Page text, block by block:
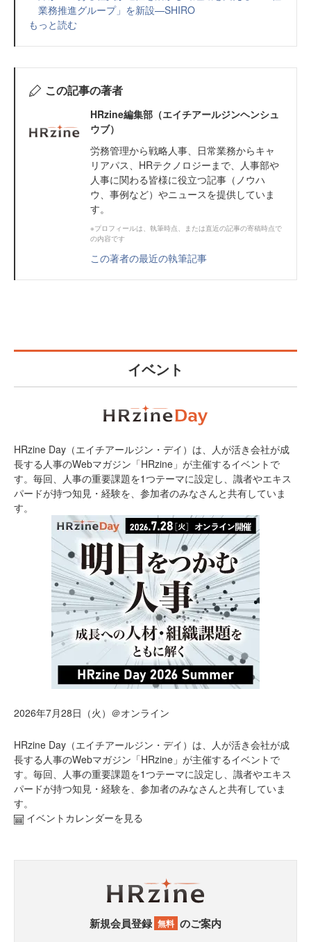
業務推進グループ」を新設—SHIRO
もっと読む
この記事の著者
HRzine編集部（エイチアールジンヘンシュ
ウブ）
労務管理から戦略人事、日常業務からキャ
リアパス、HRテクノロジーまで、人事部や
人事に関わる皆様に役立つ記事（ノウハ
ウ、事例など）やニュースを提供していま
す。
※プロフィールは、執筆時点、または直近の記事の寄稿時点で
の内容です
この著者の最近の執筆記事
イベント
HRzine Day（エイチアールジン・デイ）は、人が活き会社が成
長する人事のWebマガジン「HRzine」が主催するイベントで
す。毎回、人事の重要課題を1つテーマに設定し、識者やエキス
パードが持つ知見・経験を、参加者のみなさんと共有していま
す。
2026年7月28日（火）＠オンライン
HRzine Day（エイチアールジン・デイ）は、人が活き会社が成
長する人事のWebマガジン「HRzine」が主催するイベントで
す。毎回、人事の重要課題を1つテーマに設定し、識者やエキス
パードが持つ知見・経験を、参加者のみなさんと共有していま
す。
イベントカレンダーを見る
新規会員登録 無料 のご案内